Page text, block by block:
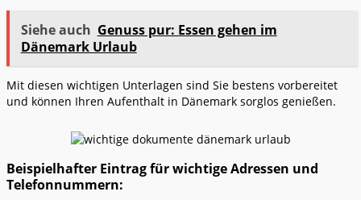
Siehe auch Genuss pur: Essen gehen im
Dänemark Urlaub
Mit diesen wichtigen Unterlagen sind Sie bestens vorbereitet
und können Ihren Aufenthalt in Dänemark sorglos genießen.
Beispielhafter Eintrag für wichtige Adressen und
Telefonnummern: